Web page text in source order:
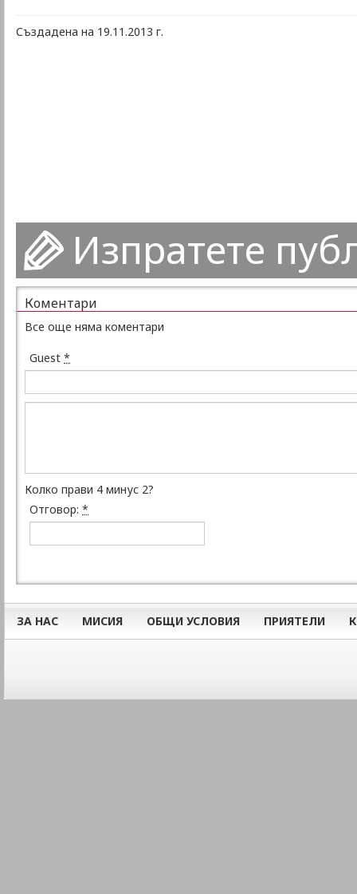
Създадена на 19.11.2013 г.
Изпратете
Коментари
Все още няма коментари
Guest *
Колко прави 4 минус 2?
Отговор: *
ЗА НАС МИСИЯ ОБЩИ УСЛОВИЯ ПРИЯТЕЛИ